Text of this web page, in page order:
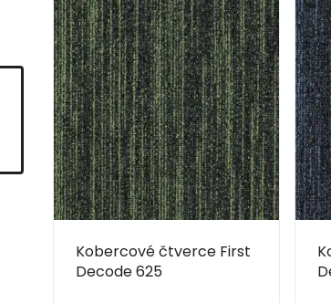
Kobercové čtverce First
Decode 625